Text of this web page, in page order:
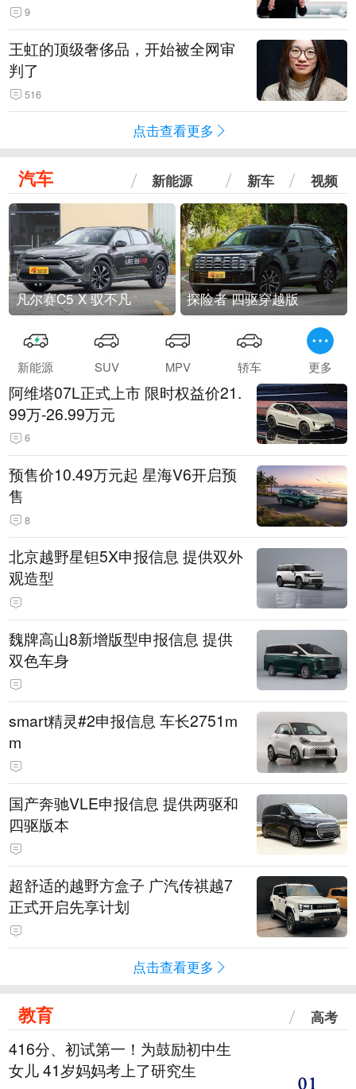
9
王虹的顶级奢侈品，开始被全网审
判了
516
点击查看更多
汽车 新能源 新车 视频
凡尔赛C5 X 驭不凡 探险者 四驱穿越版
新能源 SUV MPV 轿车 更多
阿维塔07L正式上市 限时权益价21.
99万-26.99万元
6
预售价10.49万元起 星海V6开启预
售
8
北京越野星钽5X申报信息 提供双外
观造型
魏牌高山8新增版型申报信息 提供
双色车身
smart精灵#2申报信息 车长2751m
m
国产奔驰VLE申报信息 提供两驱和
四驱版本
超舒适的越野方盒子 广汽传祺越7
正式开启先享计划
点击查看更多
教育 高考
416分、初试第一！为鼓励初中生
女儿 41岁妈妈考上了研究生